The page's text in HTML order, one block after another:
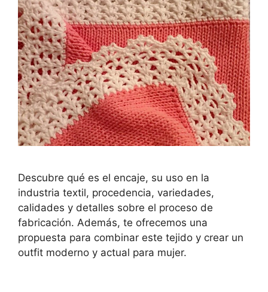
Descubre qué es el encaje, su uso en la
industria textil, procedencia, variedades,
calidades y detalles sobre el proceso de
fabricación. Además, te ofrecemos una
propuesta para combinar este tejido y crear un
outfit moderno y actual para mujer.